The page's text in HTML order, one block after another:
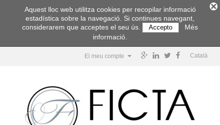
Català
El meu compte
Aquest lloc web utilitza cookies per recopilar informació
estadística sobre la navegació. Si continues navegant,
considerarem que acceptes el seu ús.
Accepto
Més
informació.